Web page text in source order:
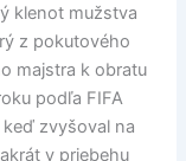
klenot mužstva
z pokutového
majstra k obratu
podľa FIFA
zvyšoval na
v priebehu